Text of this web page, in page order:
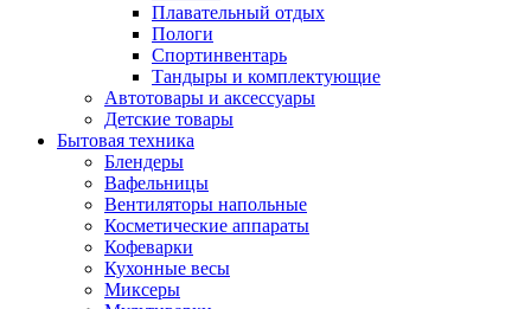
Плавательный отдых
Пологи
Спортинвентарь
Тандыры и комплектующие
Автотовары и аксессуары
Детские товары
Бытовая техника
Блендеры
Вафельницы
Вентиляторы напольные
Косметические аппараты
Кофеварки
Кухонные весы
Миксеры